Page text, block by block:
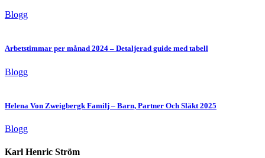
Blogg
Arbetstimmar per månad 2024 – Detaljerad guide med tabell
Blogg
Helena Von Zweigbergk Familj – Barn, Partner Och Släkt 2025
Blogg
Karl Henric Ström